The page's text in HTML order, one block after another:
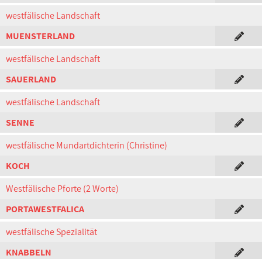
westfälische Landschaft
MUENSTERLAND
westfälische Landschaft
SAUERLAND
westfälische Landschaft
SENNE
westfälische Mundartdichterin (Christine)
KOCH
Westfälische Pforte (2 Worte)
PORTAWESTFALICA
westfälische Spezialität
KNABBELN